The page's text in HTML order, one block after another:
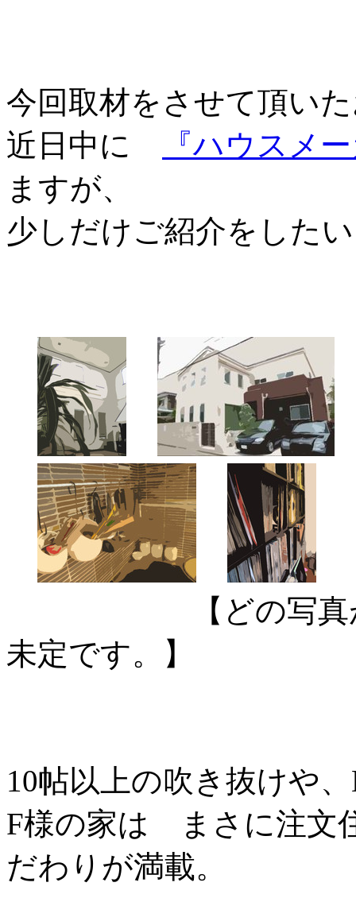
今回取材をさせて頂い
近日中に
『ハウスメ
ますが、
少しだけご紹介をした
【どの写真がど
未定です。】
10帖以上の吹き抜けや
F様の家は まさに注文
だわりが満載。